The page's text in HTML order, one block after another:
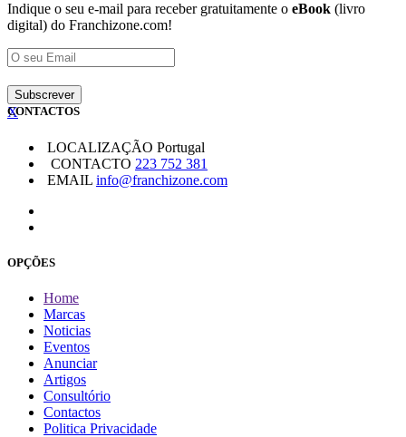
Indique o seu e-mail para receber gratuitamente o eBook (livro
digital) do Franchizone.com!
X
CONTACTOS
LOCALIZAÇÃO Portugal
CONTACTO 223 752 381
EMAIL info@franchizone.com
OPÇÕES
Home
Marcas
Noticias
Eventos
Anunciar
Artigos
Consultório
Contactos
Politica Privacidade